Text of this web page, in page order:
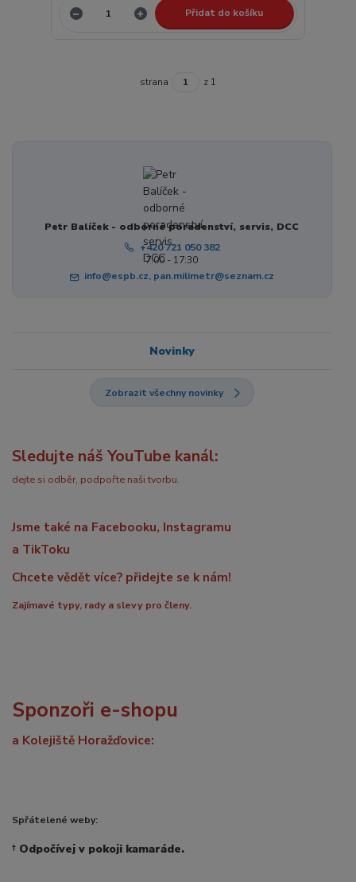
Přidat do košíku
strana z 1
Petr Balíček - odborné poradenství, servis, DCC
+420 721 050 382
7:00 - 17:30
info@espb.cz, pan.milimetr@seznam.cz
Novinky
Zobrazit všechny novinky
Sledujte náš YouTube kanál:
dejte si odběr, podpořte naši tvorbu.
Jsme také na Facebooku, Instagramu
a TikToku
Chcete vědět více? přidejte se k nám!
Zajímavé typy, rady a slevy pro členy.
Sponzoři e-shopu
a Kolejiště Horažďovice:
Spřátelené weby:
† Odpočívej v pokoji kamaráde.